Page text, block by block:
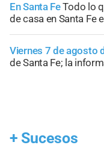
En Santa FeTodo lo
de casa en Santa Fe
Viernes 7 de agosto
de Santa Fe; la
+ Sucesos